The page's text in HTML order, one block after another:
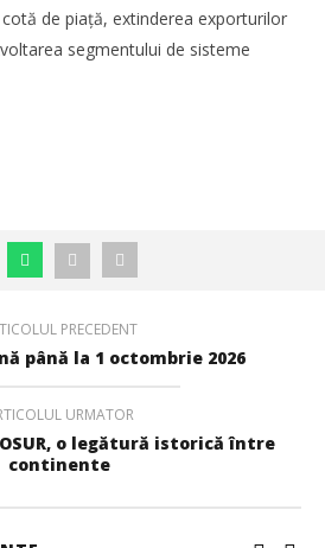
de piață, extinderea exporturilor
segmentului de sisteme
PRECEDENT
până la 1 octombrie 2026
URMATOR
o legătură istorică între
continente